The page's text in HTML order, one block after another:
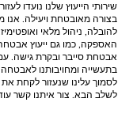
שירותי הייעוץ שלנו נועדו
בצורה מאובטחת ויעילה. אנו
להובלה, ניהול מלאי
האספקה, כמו גם ייעוץ
אבטחת סייבר ובקרת גישה.
בתעשייה ומחויבותנו
לסמוך עלינו שנעזור לקחת
לשלב הבא. צור איתנו קשר